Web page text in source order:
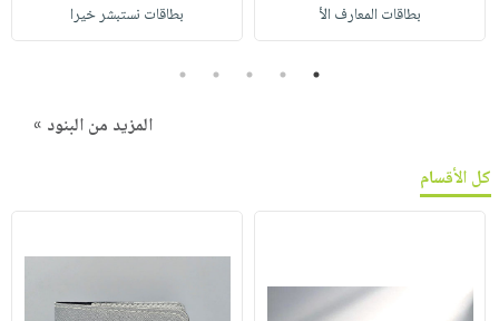
بطاقات المعارف الأ بطاقات نستبشر خيرا
1
2
3
4
5
المزيد من البنود »
كل الأقسام